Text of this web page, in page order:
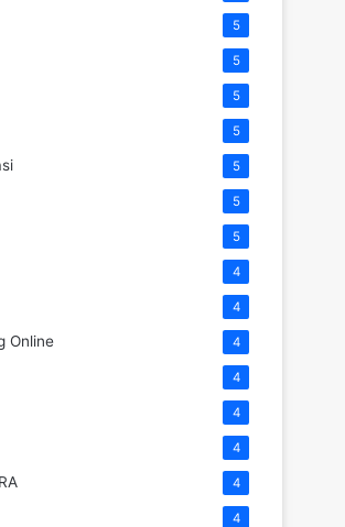
5
5
5
5
5
5
5
4
4
Online 4
4
4
4
4
4